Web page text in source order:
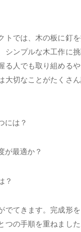
トでは、木の板に釘
シンプルな木工作に挑
る人でも取り組める
大切なことがたくさ
には？
が最適か？
？
でてきます。完成形
つの手順を重ねました